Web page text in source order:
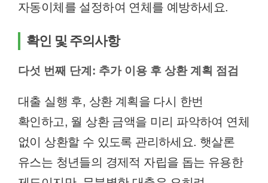
자동이체를 설정하여 연체를 예방하세요.
확인 및 주의사항
다섯 번째 단계: 추가 이용 후 상환 계획 점검
대출 실행 후, 상환 계획을 다시 한번
확인하고, 월 상환 금액을 미리 파악하여 연체
없이 상환할 수 있도록 관리하세요. 햇살론
유스는 청년들의 경제적 자립을 돕는 유용한